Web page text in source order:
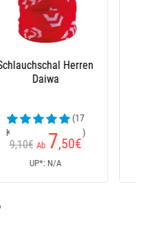
Wathose Daiwa
Taslon
Kundenrezensionen)
Ab 80€
UP*: 94€